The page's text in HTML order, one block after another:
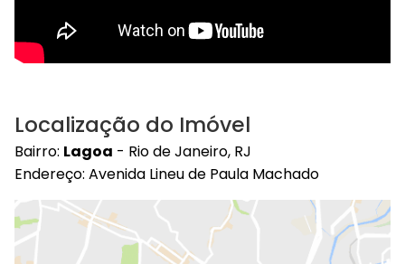
Localização do Imóvel
Bairro: Lagoa - Rio de Janeiro, RJ
Endereço: Avenida Lineu de Paula Machado